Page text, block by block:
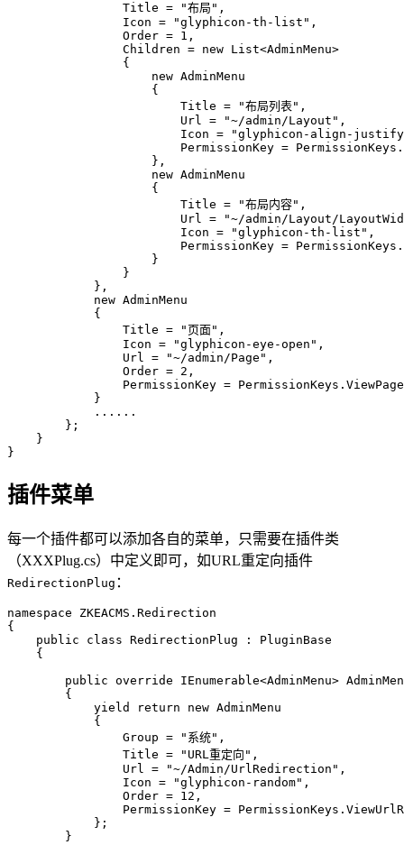
                Title = "布局",
                Icon = "glyphicon-th-list",
                Order = 1,
                Children = new List<AdminMenu>
                {
                    new AdminMenu
                    {
                        Title = "布局列表",
                        Url = "~/admin/Layout",
Icon = "glyphicon-align-
PermissionKey =
                    },
                    new AdminMenu
                    {
                        Title = "布局内容",
Url = "~/admin/Layout/
                        Icon = "glyphicon-th-list",
PermissionKey =
                    }
                }
            },
            new AdminMenu
            {
                Title = "页面",
                Icon = "glyphicon-eye-open",
                Url = "~/admin/Page",
                Order = 2,
                PermissionKey = PermissionKeys.ViewPage
            }
            ......
        };
    }
插件菜单
每一个插件都可以添加各自的菜单，只需要在插件类
（XXXPlug.cs）中定义即可，如URL重定向插件
RedirectionPlug ：
namespace ZKEACMS.Redirection
{
    public class RedirectionPlug : PluginBase
    {
public override IEnumerable<AdminMenu>
        {
            yield return new AdminMenu
            {
                Group = "系统",
                Title = "URL重定向",
                Url = "~/Admin/UrlRedirection",
                Icon = "glyphicon-random",
                Order = 12,
PermissionKey =
            };
        }